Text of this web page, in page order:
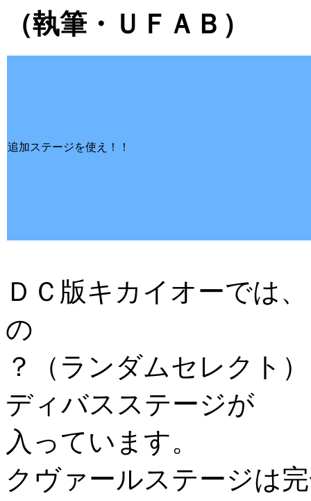
（執筆・ＵＦＡＢ）
追加ステージを使え！！
ＤＣ版キカイオーでは
の
？（ランダムセレクト
ディバスステージが
入っています。
クヴァールステージは